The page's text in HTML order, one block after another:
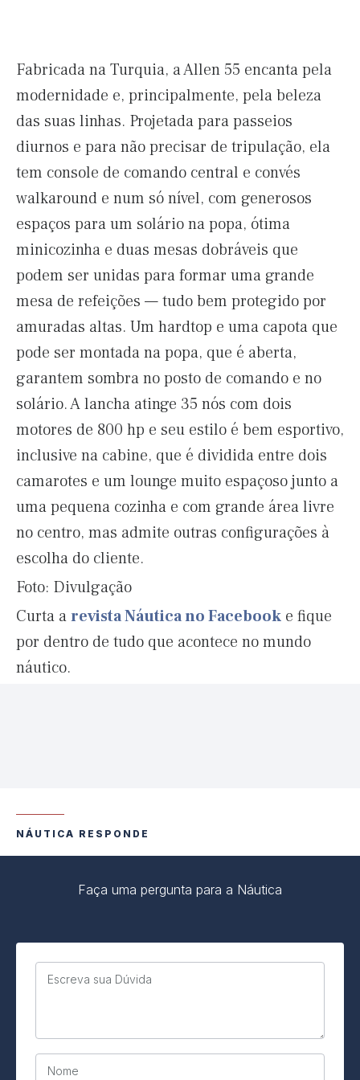
Fabricada na Turquia, a Allen 55 encanta pela
modernidade e, principalmente, pela beleza
das suas linhas. Projetada para passeios
diurnos e para não precisar de tripulação, ela
tem console de comando central e convés
walkaround e num só nível, com generosos
espaços para um solário na popa, ótima
minicozinha e duas mesas dobráveis que
podem ser unidas para formar uma grande
mesa de refeições — tudo bem protegido por
amuradas altas. Um hardtop e uma capota que
pode ser montada na popa, que é aberta,
garantem sombra no posto de comando e no
solário. A lancha atinge 35 nós com dois
motores de 800 hp e seu estilo é bem esportivo,
inclusive na cabine, que é dividida entre dois
camarotes e um lounge muito espaçoso junto a
uma pequena cozinha e com grande área livre
no centro, mas admite outras configurações à
escolha do cliente.
Foto: Divulgação
Curta arevista Náutica no Facebook e fique
por dentro de tudo que acontece no mundo
náutico.
NÁUTICA RESPONDE
Faça uma pergunta para a Náutica
Escreva sua Dúvida
Nome